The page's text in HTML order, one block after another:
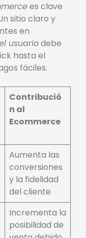
es clave
sitio claro y
en
usuariodebe
hasta el
fáciles.
Contribució
n al
Ecommerce
Aumenta las
conversiones
y la fidelidad
del cliente
Incrementa la
posibilidad de